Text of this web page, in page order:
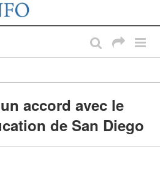
accord avec le
de San Diego